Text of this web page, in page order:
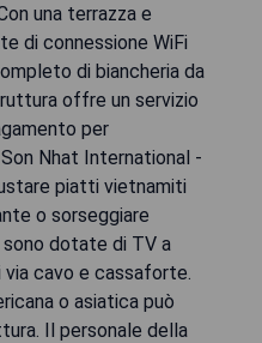
una terrazza e
di connessione WiFi
di biancheria da
offre un servizio
per
Nhat International -
piatti vietnamiti
o sorseggiare
dotate di TV a
cavo e cassaforte.
o asiatica può
Il personale della